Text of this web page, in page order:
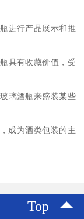
进行产品展示和推
具有收藏价值，受
璃酒瓶来盛装某些
成为酒类包装的主
Top